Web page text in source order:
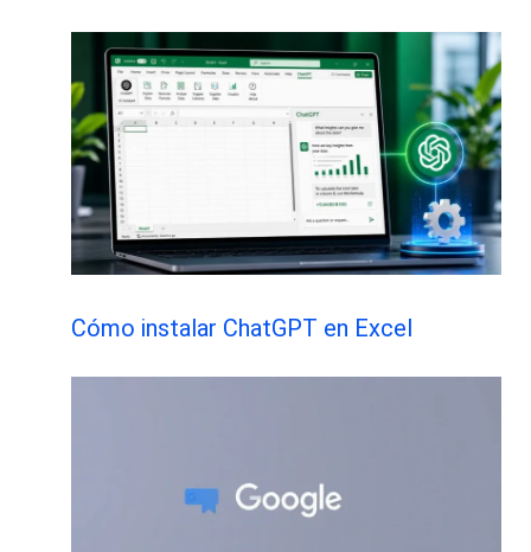
Cómo instalar ChatGPT en Excel